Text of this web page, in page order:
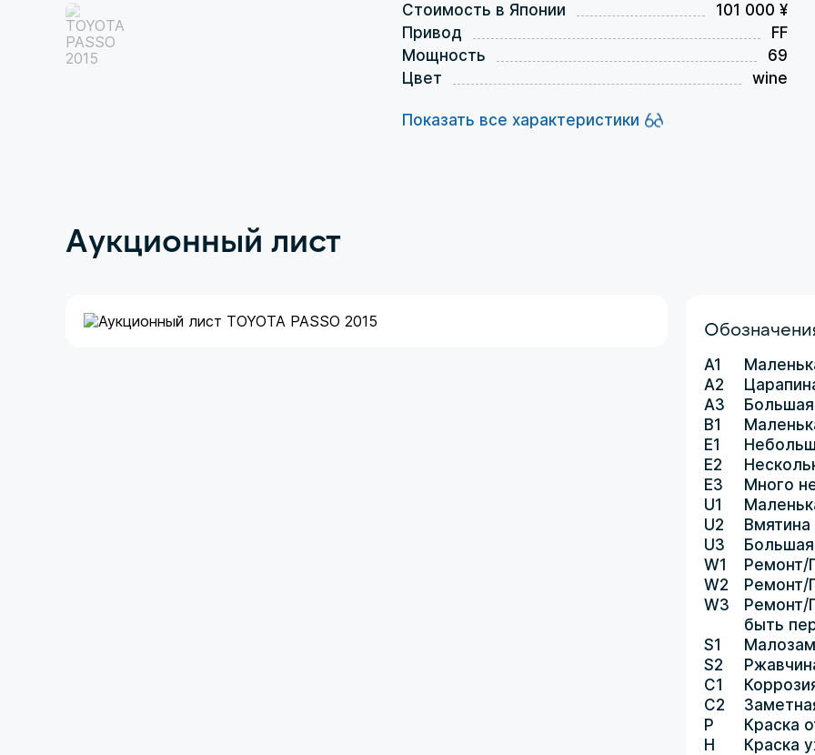
Стоимость в Японии
101 000 ¥
Привод
FF
Мощность
69
Цвет
wine
Показать все характеристики
Аукционный лист
A1
A2
A3
B1
E1
E2
E3
Много
U1
U2
Вмятина
U3
W1
Ремонт/
W2
Ремонт/
W3
Ремонт/
быть
S1
S2
C1
C2
P
Краска
H
Краска